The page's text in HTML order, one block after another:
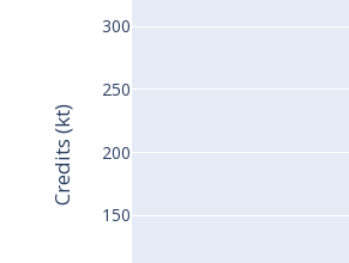
150
200
250
300
Credits (kt)